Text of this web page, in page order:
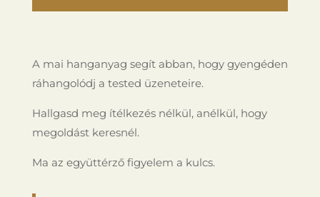
A mai hanganyag segít abban, hogy gyengéden
ráhangolódj a tested üzeneteire.
Hallgasd meg ítélkezés nélkül, anélkül, hogy
megoldást keresnél.
Ma az együttérző figyelem a kulcs.